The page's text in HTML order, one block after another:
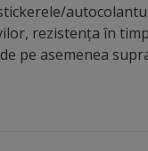
rezistența în
pe asemenea